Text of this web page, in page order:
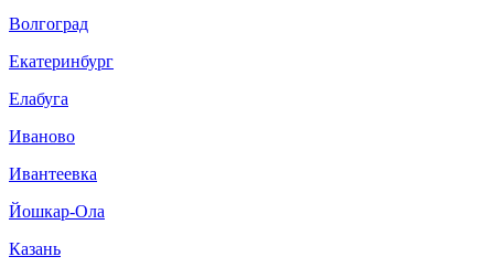
Волгоград
Екатеринбург
Елабуга
Иваново
Ивантеевка
Йошкар-Ола
Казань